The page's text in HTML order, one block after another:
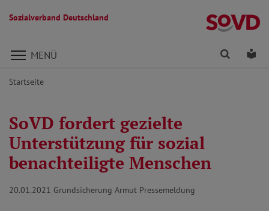
Sozialverband Deutschland
Direkt zu den Inhalten springen
MENÜ Finden
Startseite
SoVD fordert gezielte
Unterstützung für sozial
benachteiligte Menschen
20.01.2021 Grundsicherung Armut Pressemeldung